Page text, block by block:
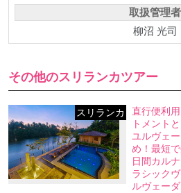
取扱管理者
柳沼 光司
その他のスリランカツアー
スリランカ
直行便利
トメント
ユルヴェ
め！最短
日間カル
ラシック
ルヴェー